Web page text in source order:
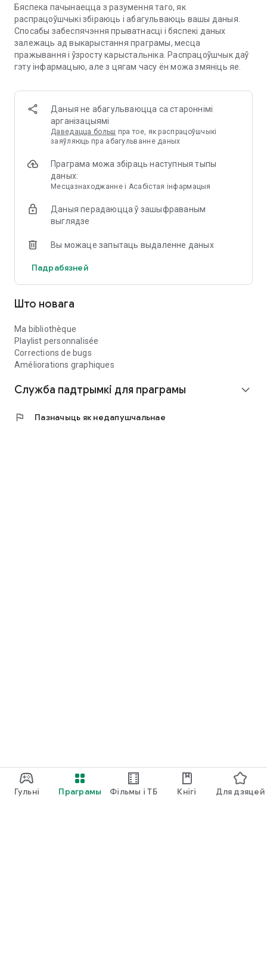
Гульні Праграмы Фільмы і ТБ Кнігі Для дзяцей
музычных тэндэнцый і рэлізаў.
Спампуйце PlayUp зараз і змяніце свой музычны вопыт!
Бяспека пачынаецца з разумення таго, як
распрацоўшчыкі збіраюць і абагульваюць вашы даныя.
Спосабы забеспячэння прыватнасці і бяспекі даных
залежаць ад выкарыстання праграмы, месца
пражывання і ўзросту карыстальніка. Распрацоўшчык даў
гэту інфармацыю, але з цягам часу ён можа змяніць яе.
Даныя не абагульваюцца са староннімі
арганізацыямі
Даведацца больш пра тое, як распрацоўшчыкі
заяўляюць пра абагульванне даных
Праграма можа збіраць наступныя тыпы
даных:
Месцазнаходжанне і Асабістая інфармацыя
Даныя перадаюцца ў зашыфраваным
выглядзе
Вы можаце запытаць выдаленне даных
Падрабязней
Што новага
Ma bibliothèque
Playlist personnalisée
Corrections de bugs
Améliorations graphiques
Служба падтрымкі для праграмы expand_more
flag Пазначыць як недапушчальнае